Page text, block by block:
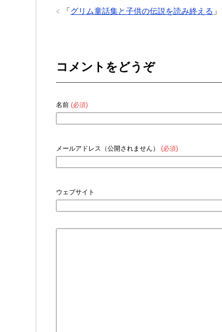
「 グリム童話集と子供の伝説を読み終える 」
コメントをどうぞ
名前 (必須)
メールアドレス（公開されません） (必須)
ウェブサイト